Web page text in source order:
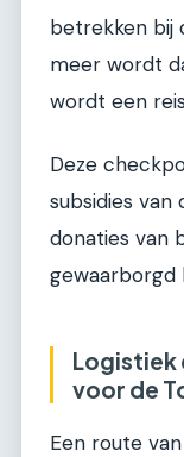
betrekken bij
meer wordt
wordt een
Deze
subsidies van
donaties van
gewaarborgd
Logistiek
voor de
Een route